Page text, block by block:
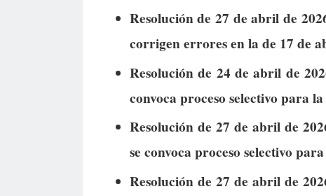
Resolución de 27 de abril de
corrigen errores en la de 17 de
Resolución de 24 de abril de
convoca proceso selectivo para
Resolución de 27 de abril de
se convoca proceso selectivo
Resolución de 27 de abril de